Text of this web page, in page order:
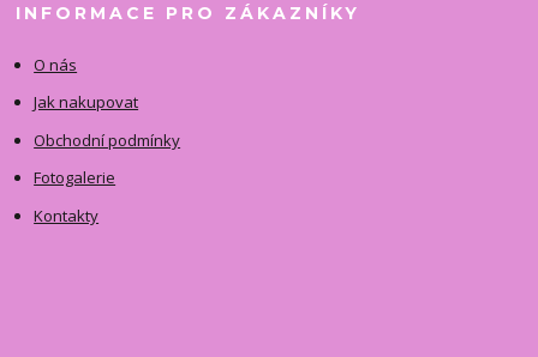
INFORMACE PRO ZÁKAZNÍKY
O nás
Jak nakupovat
Obchodní podmínky
Fotogalerie
Kontakty